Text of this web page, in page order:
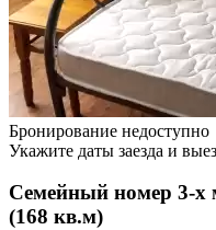
Бронирование недоступно
Укажите даты заезда и
Семейный номер 3-х
(168 кв.м)